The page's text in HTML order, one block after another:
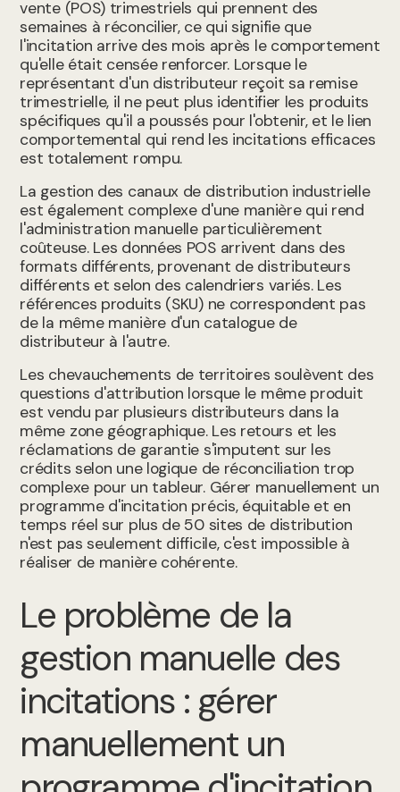
vente (POS) trimestriels qui prennent des
semaines à réconcilier, ce qui signifie que
l'incitation arrive des mois après le comportement
qu'elle était censée renforcer. Lorsque le
représentant d'un distributeur reçoit sa remise
trimestrielle, il ne peut plus identifier les produits
spécifiques qu'il a poussés pour l'obtenir, et le lien
comportemental qui rend les incitations efficaces
est totalement rompu.
La gestion des canaux de distribution industrielle
est également complexe d'une manière qui rend
l'administration manuelle particulièrement
coûteuse. Les données POS arrivent dans des
formats différents, provenant de distributeurs
différents et selon des calendriers variés. Les
références produits (SKU) ne correspondent pas
de la même manière d'un catalogue de
distributeur à l'autre.
Les chevauchements de territoires soulèvent des
questions d'attribution lorsque le même produit
est vendu par plusieurs distributeurs dans la
même zone géographique. Les retours et les
réclamations de garantie s'imputent sur les
crédits selon une logique de réconciliation trop
complexe pour un tableur. Gérer manuellement un
programme d'incitation précis, équitable et en
temps réel sur plus de 50 sites de distribution
n'est pas seulement difficile, c'est impossible à
réaliser de manière cohérente.
Le problème de la
gestion manuelle des
incitations : gérer
manuellement un